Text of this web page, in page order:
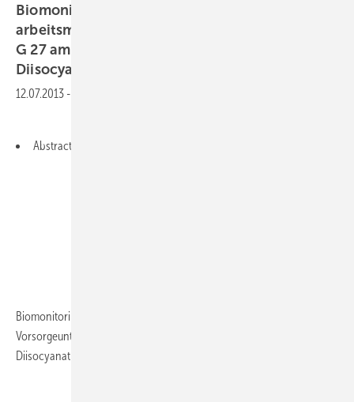
Biomonitoring im Rahmen der
arbeitsmedizinischen Vorsorgeuntersuchung
G 27 am Beispiel von Hexamethylen-1,6-
Diisocyanat
12.07.2013 -
Abstract English
Biomonitoring im Rahmen der arbeitsmedizinischen
Vorsorgeuntersuchung G 27 am Beispiel von Hexamethylen-1,6-
Diisocyanat (HDI)